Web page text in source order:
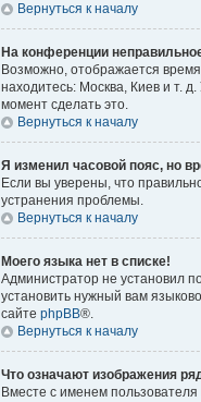
Вернуться к началу
На конференции
Возможно, отображается
находитесь: Москва, Киев и т.
момент сделать это.
Вернуться к началу
Я изменил часовой пояс, но
Если вы уверены, что
устранения проблемы.
Вернуться к началу
Моего языка нет в списке!
Администратор не установил
установить нужный вам
сайте phpBB®.
Вернуться к началу
Что означают изображения
Вместе с именем пользователя